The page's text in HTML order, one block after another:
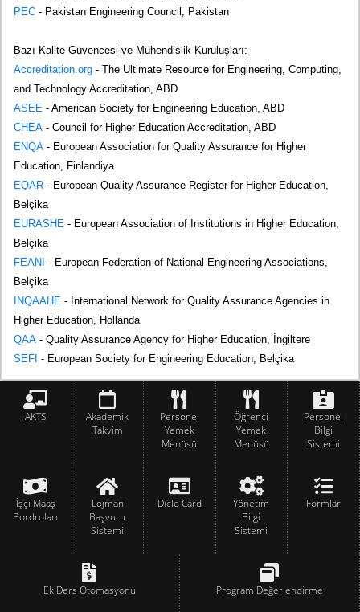
PEC - Pakistan Engineering Council, Pakistan
Bazı Kalite Güvencesi ve Mühendislik Kuruluşları:
Accreditation.org - The Ultimate Resource for Engineering, Computing,
and Technology Accreditation, ABD
ASEE - American Society for Engineering Education, ABD
CHEA - Council for Higher Education Accreditation, ABD
ENQA - European Association for Quality Assurance for Higher
Education, Finlandiya
EQAR - European Quality Assurance Register for Higher Education,
Belçika
EURASHE - European Association of Institutions in Higher Education,
Belçika
FEANI - European Federation of National Engineering Associations,
Belçika
INQAAHE - International Network for Quality Assurance Agencies in
Higher Education, Hollanda
QAA - Quality Assurance Agency for Higher Education, İngiltere
SEFI - European Society for Engineering Education, Belçika
AKTS
Akademik
Takvim
Personel
Yemek
Menüsü
Öğrenci
Yemek
Menüsü
Personel
Bilgi
Sistemi
İşçi Maaş
Bordroları
Lojman
Başvuru
Sistemi
Dicle Card
Yönetim
Bilgi
Sistemi
Formlar
Ek Ders Otomasyonu Program Değerlendirme